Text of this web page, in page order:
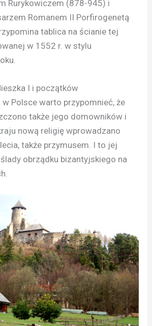
Rurykowiczem (878-945) i
Romanem II Porfirogenetą
tablica na ścianie tej
w 1552 r. w stylu
I i początków
Polsce warto przypomnieć, że
także jego domowników i
nową religię wprowadzano
także przymusem. I to jej
obrządku bizantyjskiego na